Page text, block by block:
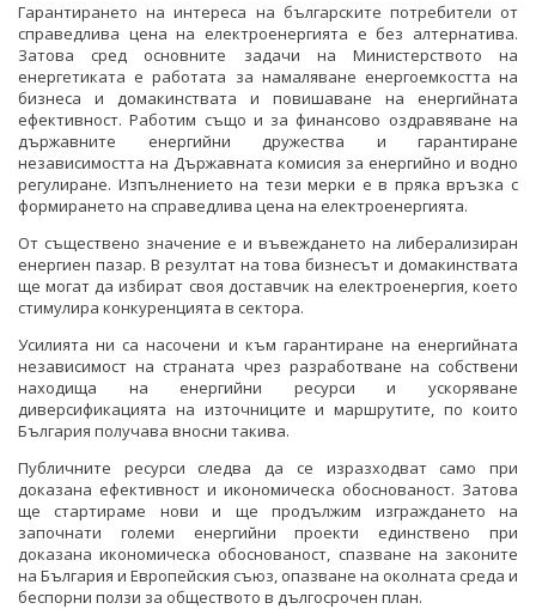
БЮДЖЕТ
ОТКРИТО УПРАВЛЕНИЕ
ЗАЩИТА НА ЛИЧНИТЕ ДАННИ
КАРИЕРИ
ОБЯВИ ЗА КОНКУРСИ
РЕЗУЛТАТИ ОТ КОНКУРСИТЕ
КОНКУРСИ ЗА ИЗБОР НА РЪКОВОДНИ ОРГАНИ НА
ЕНЕРГИЙНИТЕ ДРУЖЕСТВА
РЕЗУЛТАТИ ОТ КОНКУРСИ ЗА ИЗБОР НА
РЪКОВОДНИ ОРГАНИ НА ЕНЕРГИЙНИТЕ ДРУЖЕСТВА
СТУДЕНТСКИ СТАЖОВЕ В ДЪРЖАВНАТА
АДМИНИСТРАЦИЯ
МИНИСТЪР
ПОЛИТИЧЕСКИ КАБИНЕТ
НОРМАТИВНИ ДОКУМЕНТИ
ЗАКОНИ
ДИРЕКТИВИ И РЕГЛАМЕНТИ
НАРЕДБИ
ПОСТАНОВЛЕНИЯ
ПРАВИЛНИЦИ
ЗАПОВЕДИ И АКТОВЕ
ВРЪЗКИ
ИНСТИТУЦИИ
ВТОРОСТЕПЕННИ РАЗПОРЕДИТЕЛИ
ДРУЖЕСТВА С ДЪРЖАВНО УЧАСТИЕ
БИЗНЕС ОРГАНИЗАЦИИ
БГ ПРЕДСЕДАТЕЛСТВО НА СЪВЕТА НА ЕС
Гарантирането на интереса на българските потребители от
справедлива цена на електроенергията е без алтернатива.
Затова сред основните задачи на Министерството на
енергетиката е работата за намаляване енергоемкостта на
бизнеса и домакинствата и повишаване на енергийната
ефективност. Работим също и за финансово оздравяване на
държавните енергийни дружества и гарантиране
независимостта на Държавната комисия за енергийно и водно
регулиране. Изпълнението на тези мерки е в пряка връзка с
формирането на справедлива цена на електроенергията.
От съществено значение е и въвеждането на либерализиран
енергиен пазар. В резултат на това бизнесът и домакинствата
ще могат да избират своя доставчик на електроенергия, което
стимулира конкуренцията в сектора.
Усилията ни са насочени и към гарантиране на енергийната
независимост на страната чрез разработване на собствени
находища на енергийни ресурси и ускоряване
диверсификацията на източниците и маршрутите, по които
България получава вносни такива.
Публичните ресурси следва да се изразходват само при
доказана ефективност и икономическа обоснованост. Затова
ще стартираме нови и ще продължим изграждането на
започнати големи енергийни проекти единствено при
доказана икономическа обоснованост, спазване на законите
на България и Европейския съюз, опазване на околната среда и
беспорни ползи за обществото в дългосрочен план.